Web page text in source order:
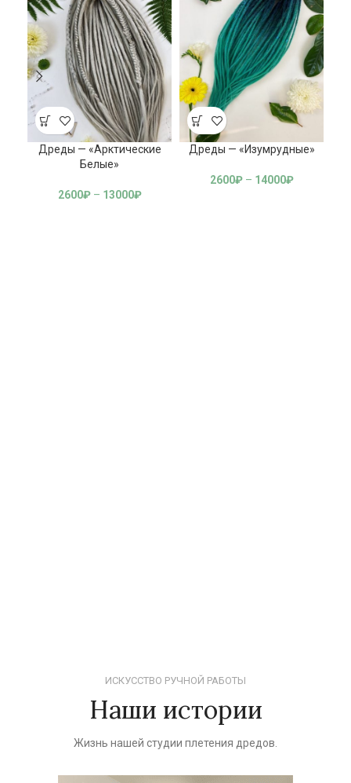
Дреды — «Арктические
Белые»
2600₽ – 13000₽
Дреды — «Изумрудные»
2600₽ – 14000₽
ИСКУССТВО РУЧНОЙ РАБОТЫ
Наши истории
Жизнь нашей студии плетения дредов.